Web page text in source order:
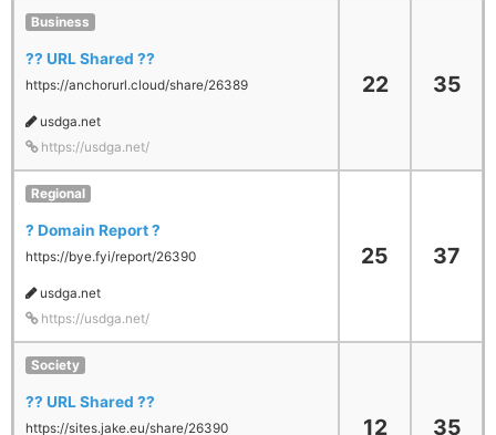
Business
?? URL Shared ??
https://anchorurl.cloud/share/26389
usdga.net
https://usdga.net/
22 35
Regional
? Domain Report ?
https://bye.fyi/report/26390
usdga.net
https://usdga.net/
25 37
Society
?? URL Shared ??
https://sites.jake.eu/share/26390 12 35